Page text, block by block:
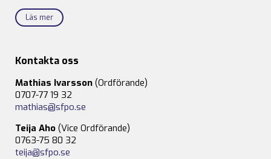
Läs mer
Kontakta oss
Mathias Ivarsson (Ordförande)
0707-77 19 32
mathias@sfpo.se
Teija Aho (Vice Ordförande)
0763-75 80 32
teija@sfpo.se